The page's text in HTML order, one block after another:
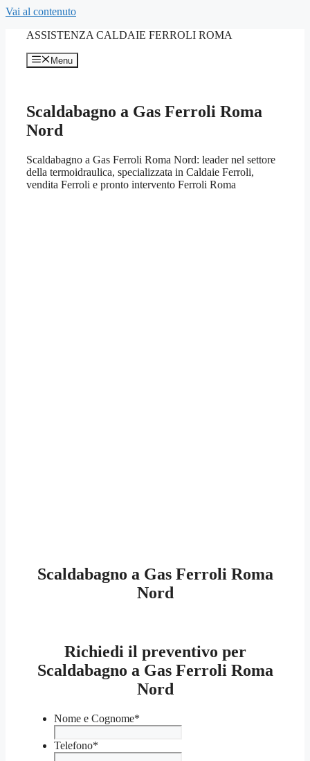
Vai al contenuto
ASSISTENZA CALDAIE FERROLI ROMA
Menu
Scaldabagno a Gas Ferroli Roma
Nord
Scaldabagno a Gas Ferroli Roma Nord: leader nel settore
della termoidraulica, specializzata in Caldaie Ferroli,
vendita Ferroli e pronto intervento Ferroli Roma
Scaldabagno a Gas Ferroli Roma
Nord
Richiedi il preventivo per
Scaldabagno a Gas Ferroli Roma
Nord
Nome e Cognome*
Telefono*